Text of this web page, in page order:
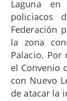
Laguna en
policiacos
Federación
la zona
Palacio. Por
el Convenio
con Nuevo
de atacar la